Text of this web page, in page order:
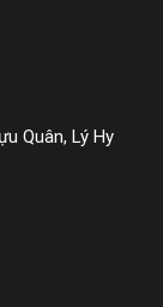
Quân, Lý Hy